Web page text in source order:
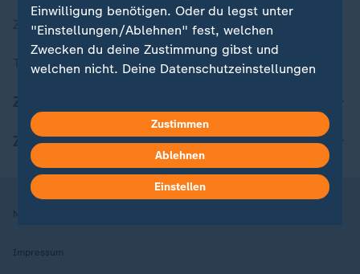
ZDFheute Stories
Themen im Überblick
ZDFheute Apps
Nutzungsbedingungen
Impressum
Einwilligung benötigen. Oder du legst unter
"Einstellungen/Ablehnen" fest, welchen
Zwecken du deine Zustimmung gibst und
welchen nicht. Deine Datenschutzeinstellungen
Hier findest du das Impressum.
Weitere Informationen findest du in unserer
Datenschutzerklärung.
Zustimmen
Ablehnen
Einstellen